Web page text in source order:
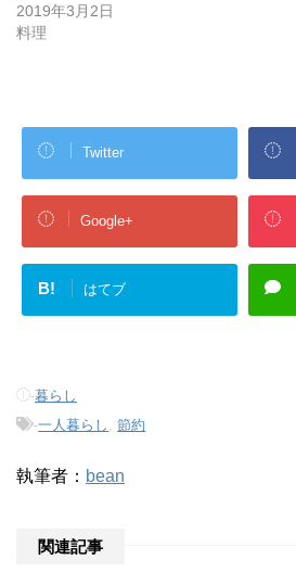
2019年3月2日
料理
Twitter
Google+
B! はてブ
-暮らし
-一人暮らし ,節約
執筆者： bean
関連記事